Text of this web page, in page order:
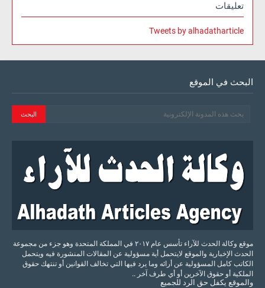
تعليقات
Tweets by alhadatharticle
البحث في الموقع
موقع وكالة الحدث للآراء تأسس عام ٢٠١٧ في المملكة المتحدة وهو جزء من مجموعة
الحدث الإخبارية والموقع لايتحمل أية مسؤولية عن المقالات المنشورة فيه ويتحمل
الكاتب كامل المسؤولية عن أرائه وما يرد فيها التي تخالف القوانين أو تنتهك حقوق
الملكية أو حقوق الآخرين أو أي طرف آخر ..
والموقع يكفل حق الرد للجميع